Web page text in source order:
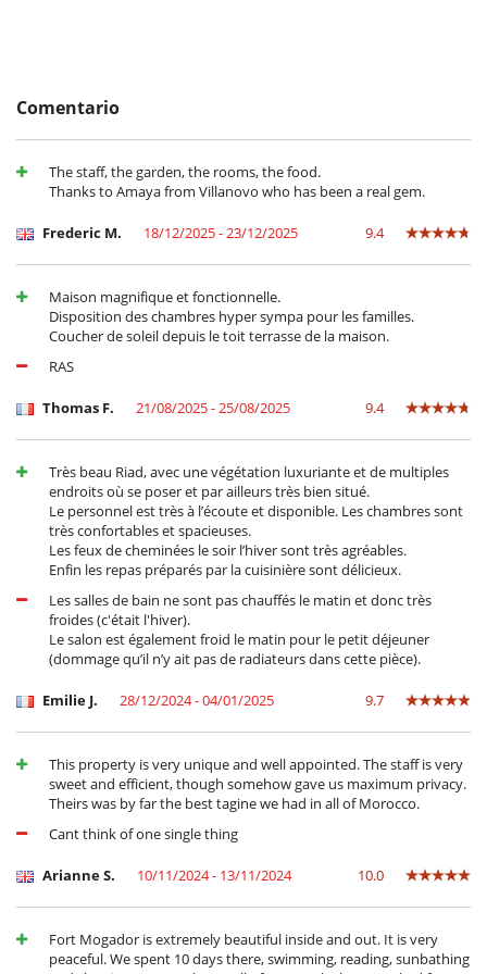
Comentario
The staff, the garden, the rooms, the food.
Thanks to Amaya from Villanovo who has been a real gem.
Frederic M. 18/12/2025 - 23/12/2025 9.4
Maison magnifique et fonctionnelle.
Disposition des chambres hyper sympa pour les familles.
Coucher de soleil depuis le toit terrasse de la maison.
RAS
Thomas F. 21/08/2025 - 25/08/2025 9.4
Très beau Riad, avec une végétation luxuriante et de multiples
endroits où se poser et par ailleurs très bien situé.
Le personnel est très à l’écoute et disponible. Les chambres sont
très confortables et spacieuses.
Les feux de cheminées le soir l’hiver sont très agréables.
Enfin les repas préparés par la cuisinière sont délicieux.
Les salles de bain ne sont pas chauffés le matin et donc très
froides (c'était l'hiver).
Le salon est également froid le matin pour le petit déjeuner
(dommage qu’il n’y ait pas de radiateurs dans cette pièce).
Emilie J. 28/12/2024 - 04/01/2025 9.7
This property is very unique and well appointed. The staff is very
sweet and efficient, though somehow gave us maximum privacy.
Theirs was by far the best tagine we had in all of Morocco.
Cant think of one single thing
Arianne S. 10/11/2024 - 13/11/2024 10.0
Fort Mogador is extremely beautiful inside and out. It is very
peaceful. We spent 10 days there, swimming, reading, sunbathing